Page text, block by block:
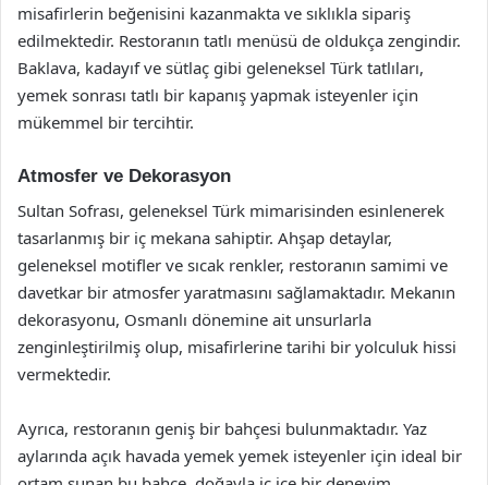
misafirlerin beğenisini kazanmakta ve sıklıkla sipariş
edilmektedir. Restoranın tatlı menüsü de oldukça zengindir.
Baklava, kadayıf ve sütlaç gibi geleneksel Türk tatlıları,
yemek sonrası tatlı bir kapanış yapmak isteyenler için
mükemmel bir tercihtir.
Atmosfer ve Dekorasyon
Sultan Sofrası, geleneksel Türk mimarisinden esinlenerek
tasarlanmış bir iç mekana sahiptir. Ahşap detaylar,
geleneksel motifler ve sıcak renkler, restoranın samimi ve
davetkar bir atmosfer yaratmasını sağlamaktadır. Mekanın
dekorasyonu, Osmanlı dönemine ait unsurlarla
zenginleştirilmiş olup, misafirlerine tarihi bir yolculuk hissi
vermektedir.
Ayrıca, restoranın geniş bir bahçesi bulunmaktadır. Yaz
aylarında açık havada yemek yemek isteyenler için ideal bir